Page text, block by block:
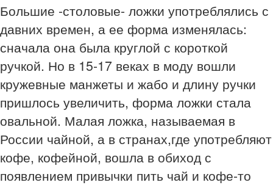
Большие -столовые- ложки употреблялись с
давних времен, а ее форма изменялась:
сначала она была круглой с короткой
ручкой. Но в 15-17 веках в моду вошли
кружевные манжеты и жабо и длину ручки
пришлось увеличить, форма ложки стала
овальной. Малая ложка, называемая в
России чайной, а в странах,где употребляют
кофе, кофейной, вошла в обиход с
появлением привычки пить чай и кофе-то